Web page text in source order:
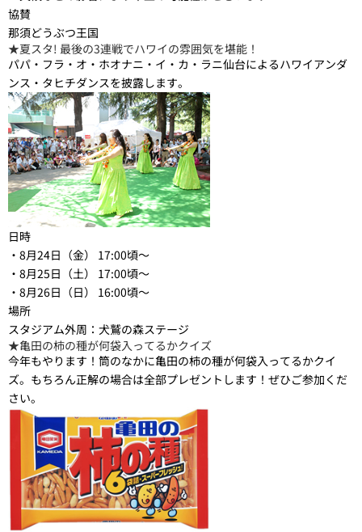
協賛
那須どうぶつ王国
★夏スタ! 最後の3連戦でハワイの雰囲気を堪能！
パパ・フラ・オ・ホオナニ・イ・カ・ラニ仙台によるハワイアンダ
ンス・タヒチダンスを披露します。
日時
・8月24日（金） 17:00頃～
・8月25日（土） 17:00頃～
・8月26日（日） 16:00頃～
場所
スタジアム外周：犬鷲の森ステージ
★亀田の柿の種が何袋入ってるかクイズ
今年もやります！筒のなかに亀田の柿の種が何袋入ってるかクイ
ズ。もちろん正解の場合は全部プレゼントします！ぜひご参加くだ
さい。